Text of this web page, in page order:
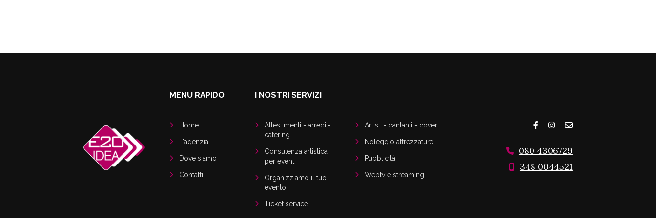
MENU RAPIDO
Home
L'agenzia
Dove siamo
Contatti
I NOSTRI SERVIZI
Allestimenti - arredi -
catering
Consulenza artistica
per eventi
Organizziamo il tuo
evento
Ticket service
Artisti - cantanti - cover
Noleggio attrezzature
Pubblicità
Webtv e streaming
080 4306729
348 0044521